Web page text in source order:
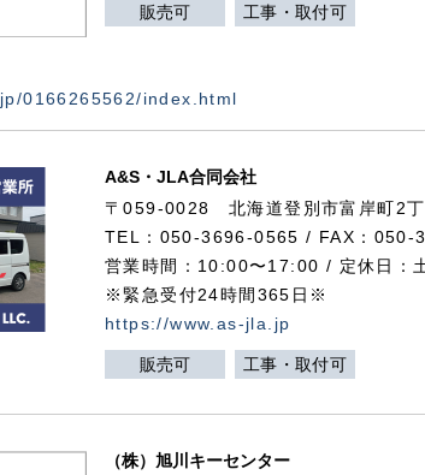
販売可 工事・取付可
0166265562/index.html
A&S・JLA合同会社
〒059-0028北海道登別市富岸町2
TEL：050-3696-0565 / FAX：050-
営業時間：10:00〜17:00 / 定休日：
※緊急受付24時間365日※
https://www.as-jla.jp
販売可 工事・取付可
（株）旭川キーセンター